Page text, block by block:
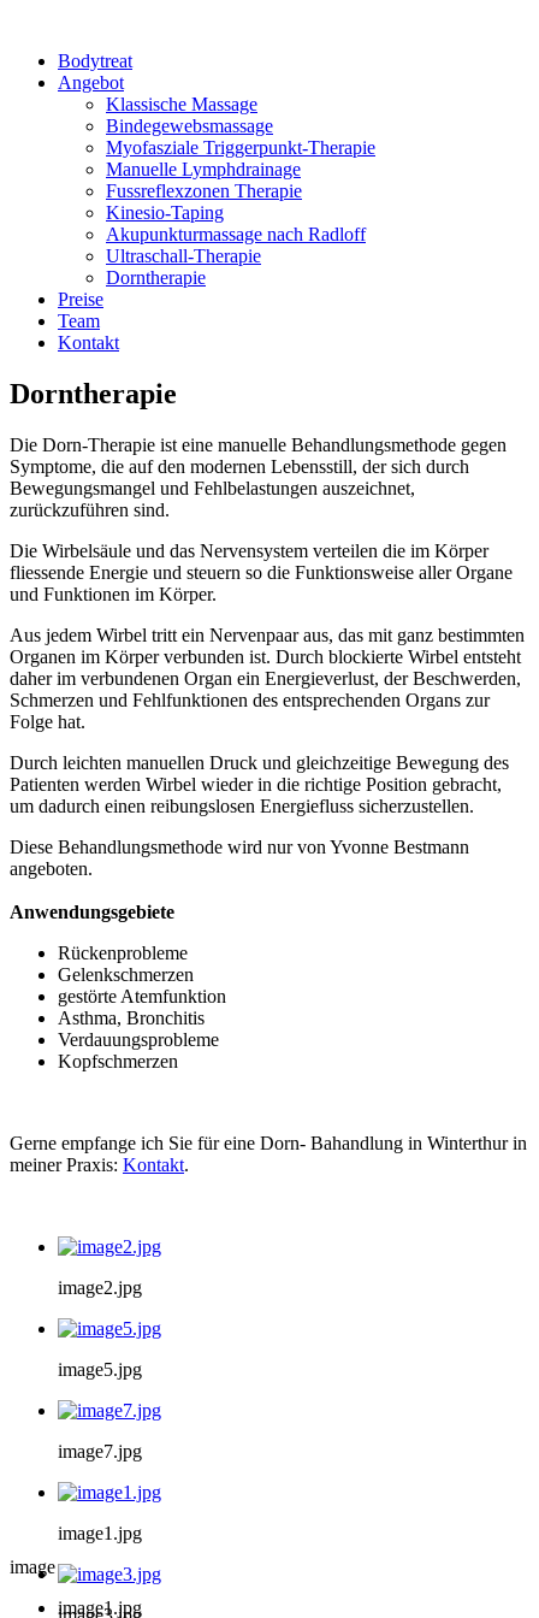
Bodytreat
Angebot
Klassische Massage
Bindegewebsmassage
Myofasziale Triggerpunkt-Therapie
Manuelle Lymphdrainage
Fussreflexzonen Therapie
Kinesio-Taping
Akupunkturmassage nach Radloff
Ultraschall-Therapie
Dorntherapie
Preise
Team
Kontakt
Dorntherapie
Die Dorn-Therapie ist eine manuelle Behandlungsmethode gegen
Symptome, die auf den modernen Lebensstill, der sich durch
Bewegungsmangel und Fehlbelastungen auszeichnet,
zurückzuführen sind.
Die Wirbelsäule und das Nervensystem verteilen die im Körper
fliessende Energie und steuern so die Funktionsweise aller Organe
und Funktionen im Körper.
Aus jedem Wirbel tritt ein Nervenpaar aus, das mit ganz bestimmten
Organen im Körper verbunden ist. Durch blockierte Wirbel entsteht
daher im verbundenen Organ ein Energieverlust, der Beschwerden,
Schmerzen und Fehlfunktionen des entsprechenden Organs zur
Folge hat.
Durch leichten manuellen Druck und gleichzeitige Bewegung des
Patienten werden Wirbel wieder in die richtige Position gebracht,
um dadurch einen reibungslosen Energiefluss sicherzustellen.
Diese Behandlungsmethode wird nur von Yvonne Bestmann
angeboten.
Anwendungsgebiete
Rückenprobleme
Gelenkschmerzen
gestörte Atemfunktion
Asthma, Bronchitis
Verdauungsprobleme
Kopfschmerzen
Gerne empfange ich Sie für eine Dorn- Bahandlung in Winterthur in
meiner Praxis: Kontakt.
image2.jpg
image5.jpg
image7.jpg
image1.jpg
image
image1.jpg